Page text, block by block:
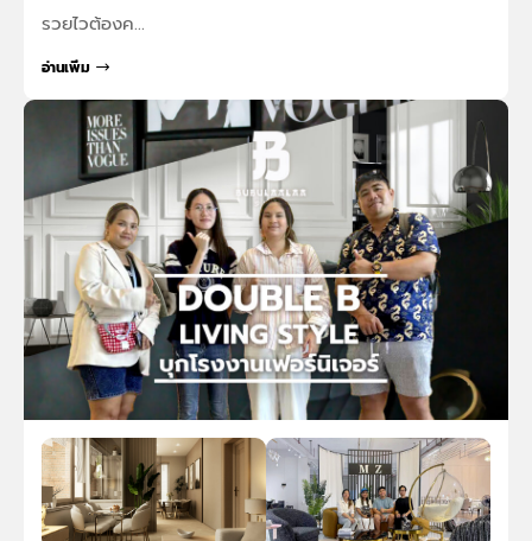
รวยไวต้องค…
อ่านเพิ่ม